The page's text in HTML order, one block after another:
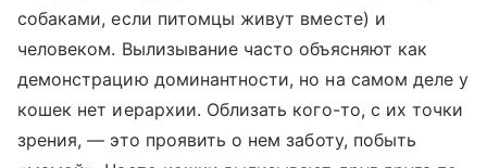
собаками, если питомцы живут вместе) и
человеком. Вылизывание часто объясняют как
демонстрацию доминантности, но на самом деле у
кошек нет иерархии. Облизать кого-то, с их точки
зрения, — это проявить о нем заботу, побыть